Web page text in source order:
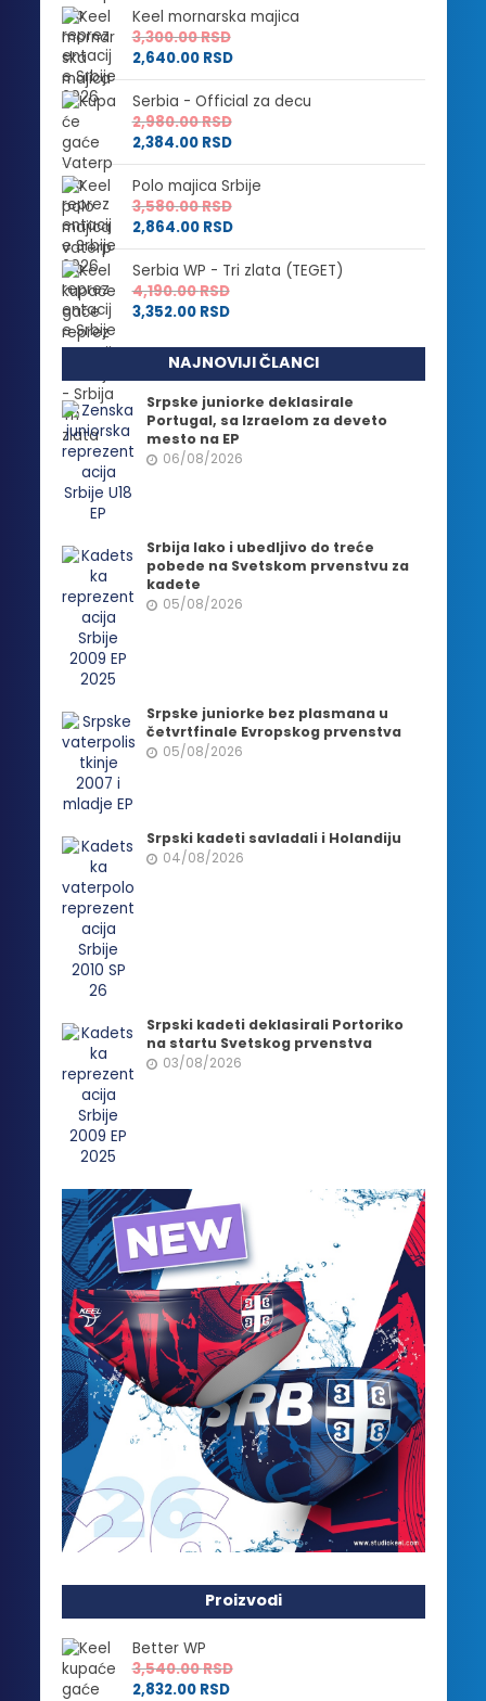
Keel mornarska majica
3,300.00RSD
2,640.00 RSD
Serbia - Official za decu
2,980.00RSD
2,384.00 RSD
Polo majica Srbije
3,580.00RSD
2,864.00 RSD
Serbia WP - Tri zlata (TEGET)
4,190.00RSD
3,352.00 RSD
NAJNOVIJI ČLANCI
Srpske juniorke deklasirale
Portugal, sa Izraelom za deveto
mesto na EP
06/08/2026
Srbija lako i ubedljivo do treće
pobede na Svetskom prvenstvu za
kadete
05/08/2026
Srpske juniorke bez plasmana u
četvrtfinale Evropskog prvenstva
05/08/2026
Srpski kadeti savladali i Holandiju
04/08/2026
Srpski kadeti deklasirali Portoriko
na startu Svetskog prvenstva
03/08/2026
Proizvodi
Better WP
3,540.00RSD
2,832.00 RSD